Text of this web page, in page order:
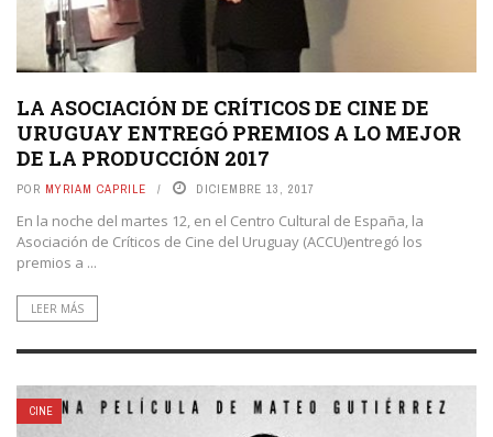
LA ASOCIACIÓN DE CRÍTICOS DE CINE DE
URUGUAY ENTREGÓ PREMIOS A LO MEJOR
DE LA PRODUCCIÓN 2017
POR MYRIAM CAPRILE DICIEMBRE 13, 2017
En la noche del martes 12, en el Centro Cultural de España, la
Asociación de Críticos de Cine del Uruguay (ACCU)entregó los
premios a ...
LEER MÁS
CINE